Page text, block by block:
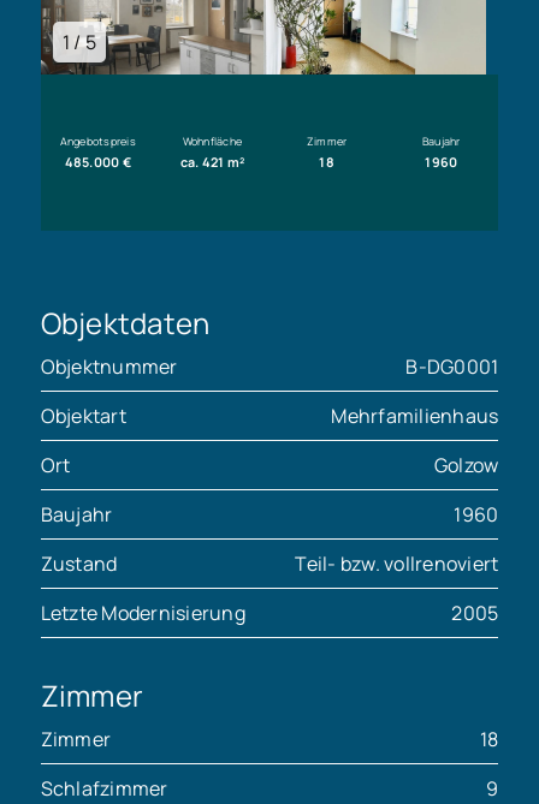
1 / 5
Angebotspreis
485.000 €
Wohnfläche
ca. 421 m²
Zimmer
18
Baujahr
1960
Objektdaten
Objektnummer
B-DG0001
Objektart
Mehrfamilienhaus
Ort
Golzow
Baujahr
1960
Zustand
Teil- bzw. vollrenoviert
Letzte Modernisierung
2005
Zimmer
Zimmer
18
Schlafzimmer
9